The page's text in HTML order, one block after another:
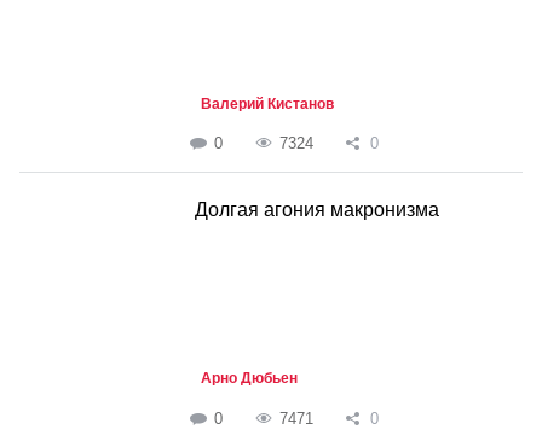
Валерий Кистанов
0 7324 0
Долгая агония макронизма
Арно Дюбьен
0 7471 0